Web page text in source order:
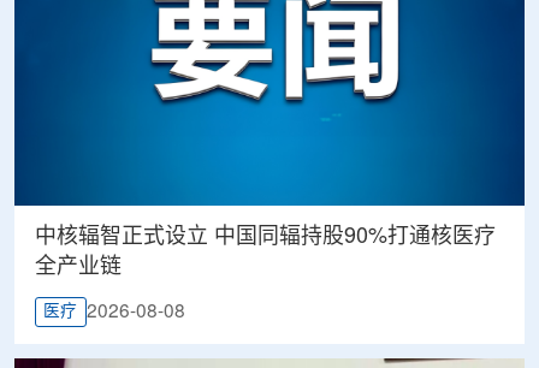
中核辐智正式设立 中国同辐持股90%打通核医疗
全产业链
医疗 2026-08-08